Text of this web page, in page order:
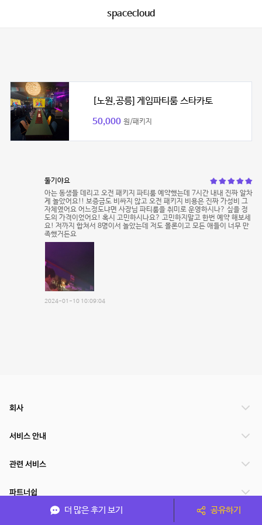
spacecloud
[노원,공릉] 게임파티룸 스타카토
50,000 원/패키지
둘기야요
아는 동생들 데리고 오전 패키지 파티룸 예약했는데 7시간 내내 진짜 알차
게 놀았어요!! 보증금도 비싸지 않고 오전 패키지 비용은 진짜 가성비 그
자체였어요 어느정도냐면 사장님 파티룸을 취미로 운영하시나? 싶을 정
도의 가격이었어요! 혹시 고민하시나요? 고민하지말고 한번 예약 해보세
요! 저까지 합쳐서 8명이서 놀았는데 저도 몰론이고 모든 애들이 너무 만
족했거든요
2024-01-10 10:09:04
더 많은 후기 보기 공유하기
회사
서비스 안내
관련 서비스
파트너쉽